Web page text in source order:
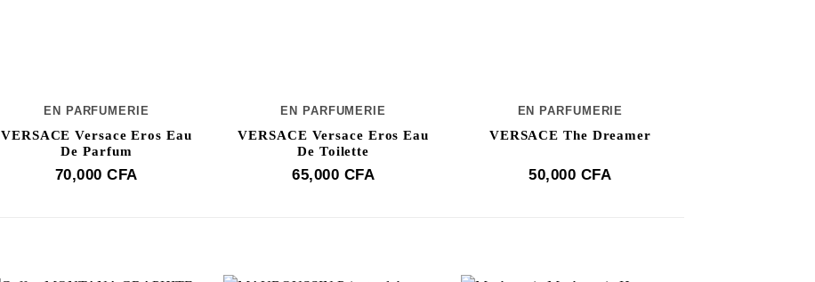
EN PARFUMERIE
VERSACE Versace Eros Eau
De Parfum
70,000CFA
EN PARFUMERIE
VERSACE Versace Eros Eau
De Toilette
65,000 CFA
EN PARFUMERIE
VERSACE The Dreamer
50,000 CFA